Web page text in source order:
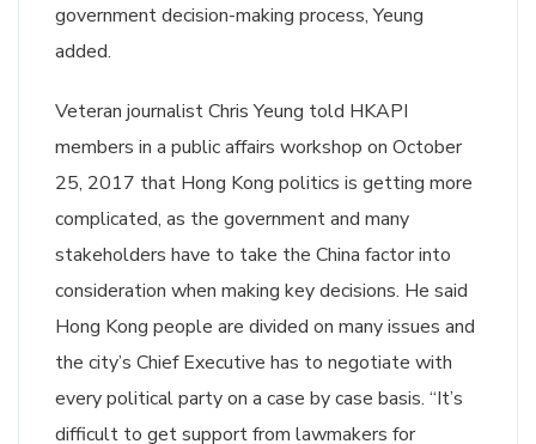
government decision-making process, Yeung
added.
Veteran journalist Chris Yeung told HKAPI
members in a public affairs workshop on October
25, 2017 that Hong Kong politics is getting more
complicated, as the government and many
stakeholders have to take the China factor into
consideration when making key decisions. He said
Hong Kong people are divided on many issues and
the city’s Chief Executive has to negotiate with
every political party on a case by case basis. “It’s
difficult to get support from lawmakers for